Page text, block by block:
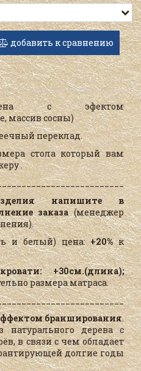
добавить к сравнению
с эфектом
массив сосны)
переклад.
стола который вам
.
напишите в
заказа(менеджер
и белый) цена: +20% к
+30см.(длина);
размера матраса.
бранширования.
дерева с
в связи с чем обладает
долгие годы